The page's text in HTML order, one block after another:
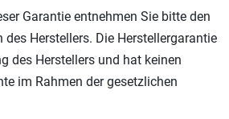
Garantie entnehmen Sie bitte den
des Herstellers. Die Herstellergarantie
des Herstellers und hat keinen
im Rahmen der gesetzlichen